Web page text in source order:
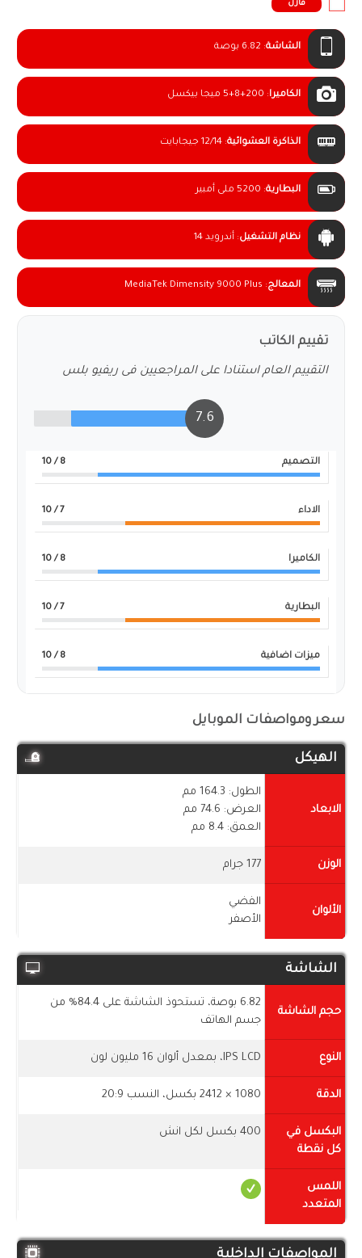
قارن
الشاشة: 6.82 بوصة
الكاميرا: 5+8+200 ميجا بيكسل
الذاكرة العشوائية:12/14 جيجابايت
البطارية: 5200 ملى أمبير
نظام التشغيل: أندرويد 14
المعالج:
MediaTek Dimensity 9000 Plus
تقييم الكاتب
التقييم العام استنادا على المراجعيين فى ريفيو بلس
7.6
التصميم 8
/ 10
الاداء 7
/ 10
الكاميرا 8
/ 10
البطارية 7
/ 10
ميزات اضافية 8
/ 10
سعر ومواصفات الموبايل
الهيكل
الابعاد
الطول: 164.3 مم
العرض: 74.6 مم
العمق: 8.4 مم
الوزن 177 جرام
الألوان
الفضي
الأصفر
الشاشة
حجم الشاشة
6.82 بوصة، تستحوذ الشاشة على 84.4% من
جسم الهاتف
النوع IPS LCD، بمعدل ألوان 16 مليون لون
الدقة 1080 × 2412 بكسل، النسب 20:9
البكسل في
كل نقطة
400 بكسل لكل انش
اللمس
المتعدد
المواصفات الداخلية